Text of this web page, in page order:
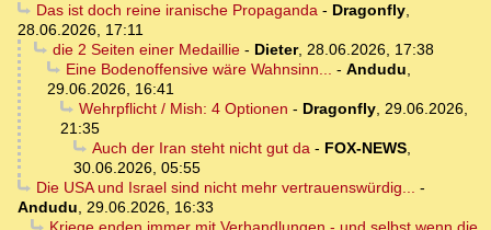
Das ist doch reine iranische Propaganda- Dragonfly,
28.06.2026, 17:11
die 2 Seiten einer Medaillie- Dieter, 28.06.2026, 17:38
Eine Bodenoffensive wäre Wahnsinn... - Andudu,
29.06.2026, 16:41
Wehrpflicht / Mish: 4 Optionen - Dragonfly, 29.06.2026,
21:35
Auch der Iran steht nicht gut da- FOX-NEWS,
30.06.2026, 05:55
Die USA und Israel sind nicht mehr vertrauenswürdig... -
Andudu, 29.06.2026, 16:33